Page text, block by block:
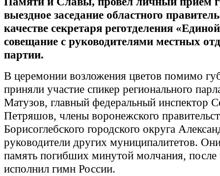
выездное заседание областного
качестве секретаря реготделения
совещание с руководителями местных
партии.
В церемонии возложения цветов помимо
приняли участие спикер регионального
Матузов, главный федеральный инспектор
Петряшов, члены воронежского
Борисоглебского городского округа
руководители других муниципалитетов.
память погибших минутой молчания, после
исполнил гимн России.